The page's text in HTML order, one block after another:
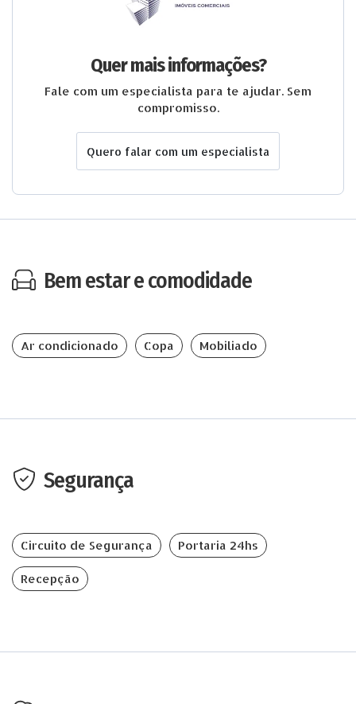
Quer mais informações?
Fale com um especialista para te ajudar. Sem
compromisso.
Quero falar com um especialista
Bem estar e comodidade
Ar condicionado Copa Mobiliado
Segurança
Circuito de Segurança Portaria 24hs
Recepção